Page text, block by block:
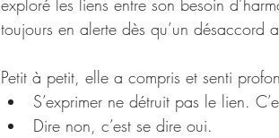
exploré les liens entre son besoin
toujours en alerte dès qu’un désaccord
Petit à petit, elle a compris et senti
S’exprimer ne détruit pas le lien.
Dire non, c’est se dire oui.